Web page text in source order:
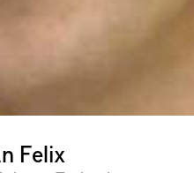
Felix